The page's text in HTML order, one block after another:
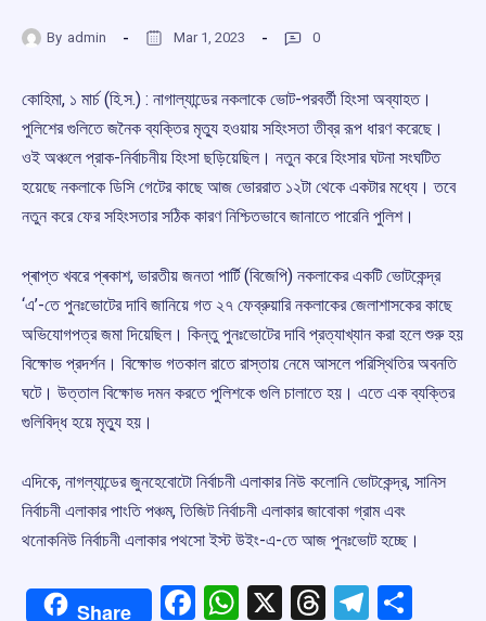
By admin Mar 1, 2023 0
কোহিমা, ১ মার্চ (হি.স.) : নাগাল্যান্ডের নকলাকে ভোট-পরবর্তী হিংসা অব্যাহত।
পুলিশের গুলিতে জনৈক ব্যক্তির মৃত্যু হওয়ায় সহিংসতা তীব্র রূপ ধারণ করেছে।
ওই অঞ্চলে প্রাক-নির্বাচনীয় হিংসা ছড়িয়েছিল। নতুন করে হিংসার ঘটনা সংঘটিত
হয়েছে নকলাকে ডিসি গেটের কাছে আজ ভোররাত ১২টা থেকে একটার মধ্যে। তবে
নতুন করে ফের সহিংসতার সঠিক কারণ নিশ্চিতভাবে জানাতে পারেনি পুলিশ।
প্ৰাপ্ত খবরে প্ৰকাশ, ভারতীয় জনতা পার্টি (বিজেপি) নকলাকের একটি ভোটকেন্দ্র
‘এ’-তে পুনঃভোটের দাবি জানিয়ে গত ২৭ ফেব্রুয়ারি নকলাকের জেলাশাসকের কাছে
অভিযোগপত্র জমা দিয়েছিল। কিন্তু পুনঃভোটের দাবি প্রত্যাখ্যান করা হলে শুরু হয়
বিক্ষোভ প্রদর্শন। বিক্ষোভ গতকাল রাতে রাস্তায় নেমে আসলে পরিস্থিতির অবনতি
ঘটে। উত্তাল বিক্ষোভ দমন করতে পুলিশকে গুলি চালাতে হয়। এতে এক ব্যক্তির
গুলিবিদ্ধ হয়ে মৃত্যু হয়।
এদিকে, নাগল্যান্ডের জুনহেবোটো নির্বাচনী এলাকার নিউ কলোনি ভোটকেন্দ্র, সানিস
নির্বাচনী এলাকার পাংতি পঞ্চম, তিজিট নির্বাচনী এলাকার জাবোকা গ্রাম এবং
থনোকনিউ নির্বাচনী এলাকার পথসো ইস্ট উইং-এ-তে আজ পুনঃভোট হচ্ছে।
Share Facebook
WhatsApp
X Threads